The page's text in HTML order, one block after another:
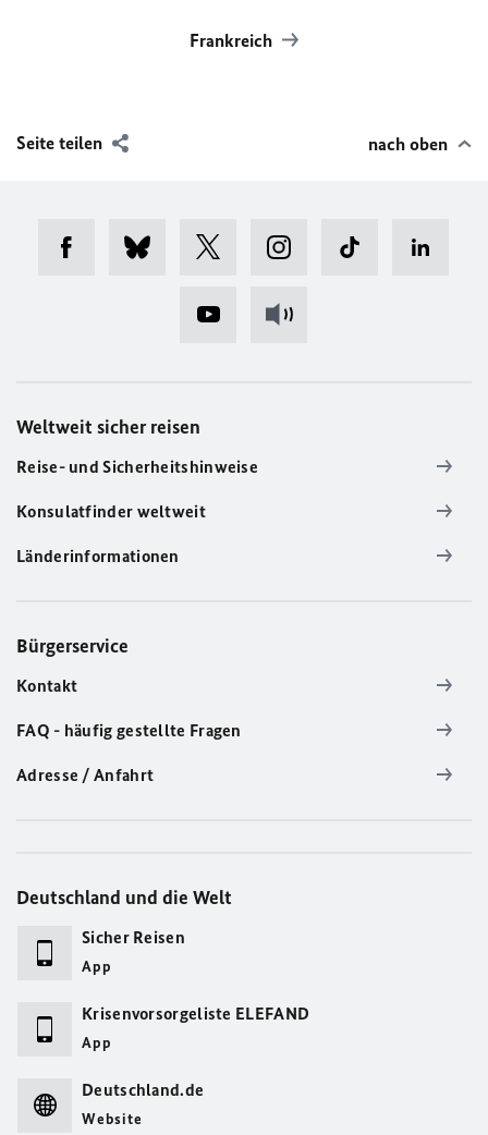
Frankreich
Seite teilen nach oben
Weltweit sicher reisen
Reise- und Sicherheitshinweise
Konsulatfinder weltweit
Länderinformationen
Bürgerservice
Kontakt
FAQ - häufig gestellte Fragen
Adresse / Anfahrt
Deutschland und die Welt
Sicher Reisen
App
Krisenvorsorgeliste ELEFAND
App
Deutschland.de
Website